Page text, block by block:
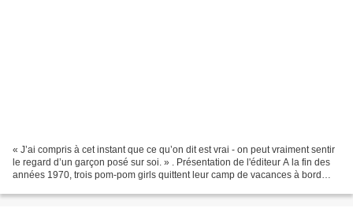
« J’ai compris à cet instant que ce qu’on dit est vrai - on peut vraiment sentir
le regard d’un garçon posé sur soi. » . Présentation de l'éditeur A la fin des
années 1970, trois pom-pom girls quittent leur camp de vacances à bord